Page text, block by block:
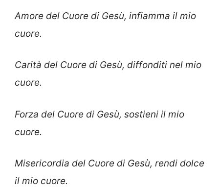
Amore del Cuore di Gesù, infiamma il mio
cuore.
Carità del Cuore di Gesù, diffonditi nel mio
cuore.
Forza del Cuore di Gesù, sostieni il mio
cuore.
Misericordia del Cuore di Gesù, rendi dolce
il mio cuore.